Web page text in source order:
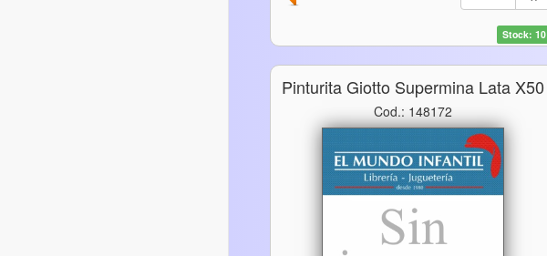
Stock: 10
Pinturita Giotto Supermina Lata X50
Cod.: 148172